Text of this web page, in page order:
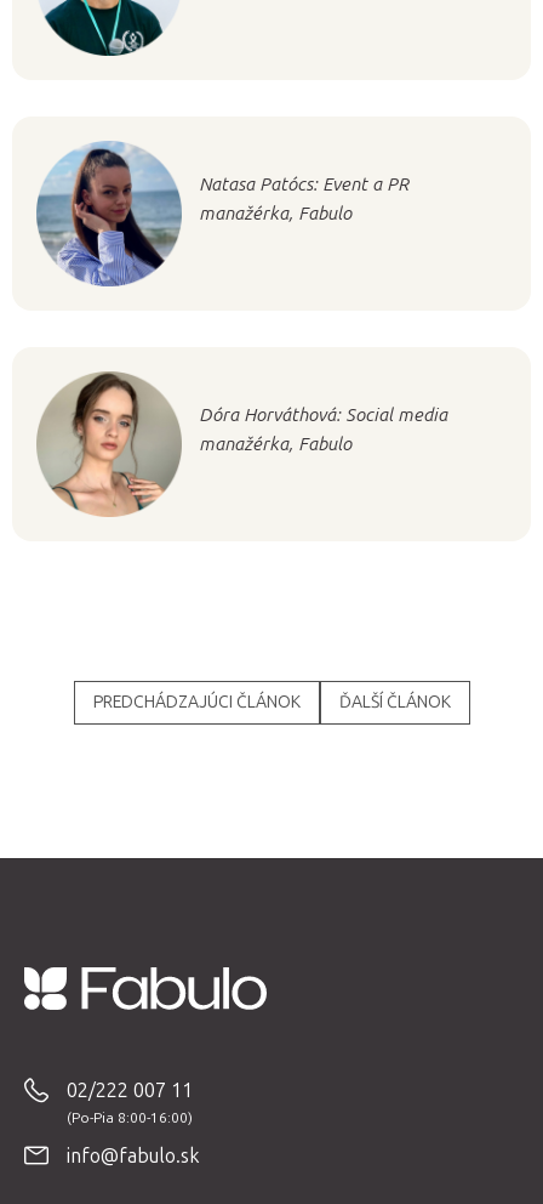
Natasa Patócs: Event a PR
manažérka, Fabulo
Dóra Horváthová: Social media
manažérka, Fabulo
PREDCHÁDZAJÚCI ČLÁNOK ĎALŠÍ ČLÁNOK
02/222 007 11
info@fabulo.sk